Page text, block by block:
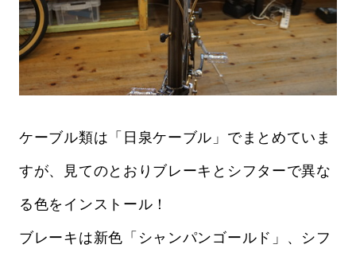
ケーブル類は「日泉ケーブル」でまとめていま
すが、見てのとおりブレーキとシフターで異な
る色をインストール！
ブレーキは新色「シャンパンゴールド」、シフ